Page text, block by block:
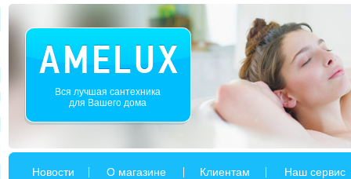
Вся лучшая сантехника
для Вашего дома
Новости О магазине Клиентам Наш сервис